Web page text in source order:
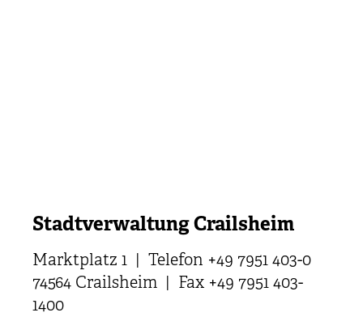
Stadtverwaltung Crailsheim
Marktplatz 1 | Telefon +49 7951 403-0
74564 Crailsheim | Fax +49 7951 403-
1400